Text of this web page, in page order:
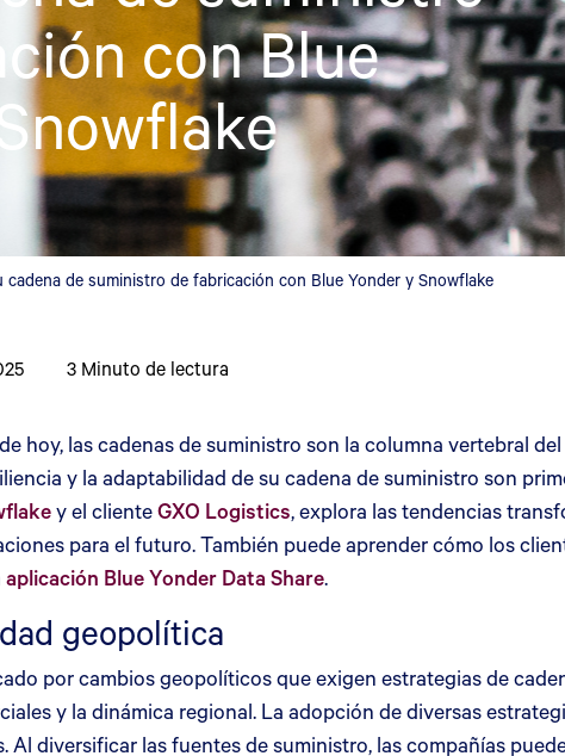
con Blue
cadena de suministro de fabricación con Blue Yonder y Snowflake
3 Minuto de lectura
hoy, las cadenas de suministro son la columna vertebral
y la adaptabilidad de su cadena de suministro son
y el clienteGXO Logistics, explora las tendencias
para el futuro. También puede aprender cómo los
aplicación Blue Yonder Data Share.
geopolítica
por cambios geopolíticos que exigen estrategias de
y la dinámica regional. La adopción de diversas
Al diversificar las fuentes de suministro, las compañías